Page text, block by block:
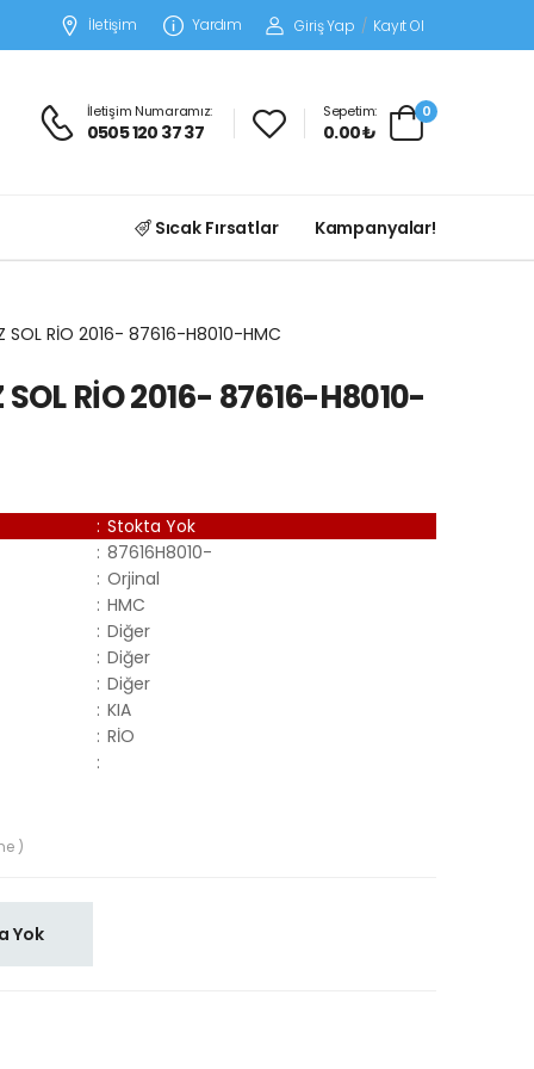
İletişim Yardım Giriş Yap / Kayıt Ol
İletişim Numaramız:
0505 120 37 37
Sepetim:
0.00 ₺
0
Sıcak Fırsatlar Kampanyalar!
SOL RİO 2016- 87616-H8010-HMC
RİO 2016- 87616-H8010-
: Stokta Yok
: 87616H8010-
: Orjinal
: HMC
: Diğer
: Diğer
: Diğer
: KIA
: RİO
:
)
Yok